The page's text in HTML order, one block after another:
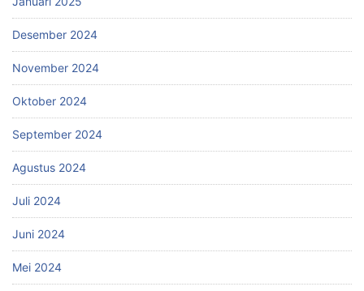
Desember 2024
November 2024
Oktober 2024
September 2024
Agustus 2024
Juli 2024
Juni 2024
Mei 2024